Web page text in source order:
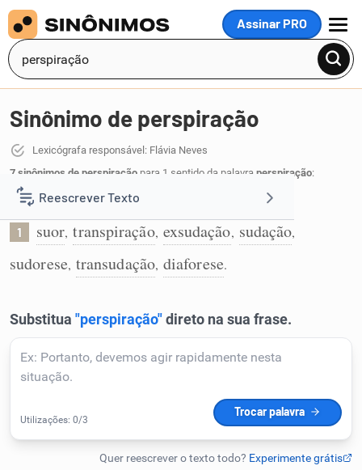
Assinar PRO
MENU
Reescrever Texto
Resumir Texto
Detector de IA
Humanizador de IA
Sinônimo de perspiração
Lexicógrafa responsável: Flávia Neves
7 sinônimos de perspiração para 1 sentido da palavra perspiração:
Suor ou transpiração:
1 suor, transpiração, exsudação, sudação,
sudorese, transudação, diaforese.